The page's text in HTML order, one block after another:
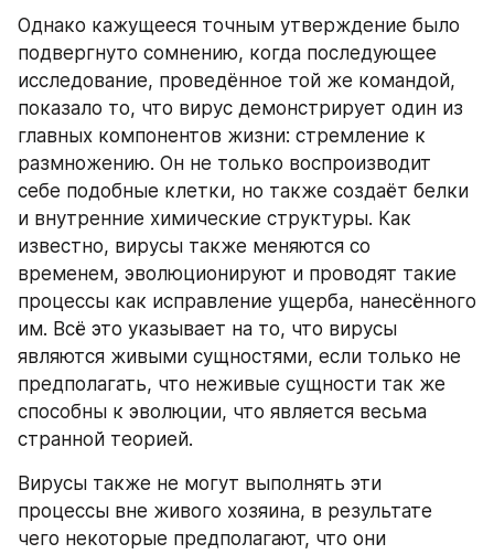
Однако кажущееся точным утверждение было
подвергнуто сомнению, когда последующее
исследование, проведённое той же командой,
показало то, что вирус демонстрирует один из
главных компонентов жизни: стремление к
размножению. Он не только воспроизводит
себе подобные клетки, но также создаёт белки
и внутренние химические структуры. Как
известно, вирусы также меняются со
временем, эволюционируют и проводят такие
процессы как исправление ущерба, нанесённого
им. Всё это указывает на то, что вирусы
являются живыми сущностями, если только не
предполагать, что неживые сущности так же
способны к эволюции, что является весьма
странной теорией.
Вирусы также не могут выполнять эти
процессы вне живого хозяина, в результате
чего некоторые предполагают, что они